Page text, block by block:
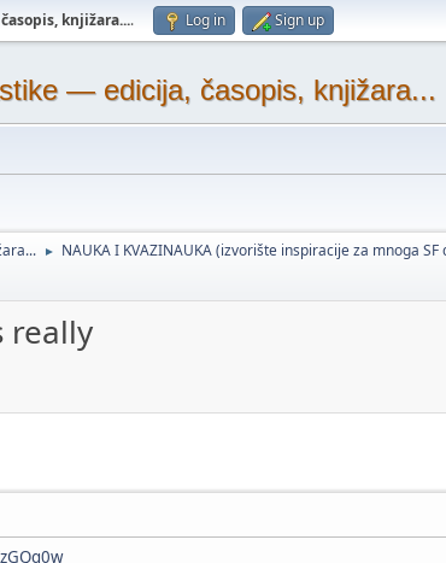
knjižara.... Log in Sign up
— edicija, časopis, knjižara...
► NAUKA I KVAZINAUKA (izvorište inspiracije za mnoga SF
really